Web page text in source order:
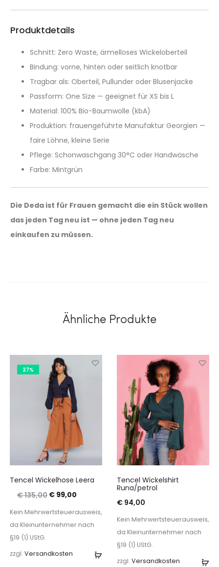
Produktdetails
Schnitt: Zero Waste, ärmelloses Wickeloberteil
Bindung: vorne, hinten oder seitlich knotbar
Tragbar als: Oberteil, Pullunder oder Blusenjacke
Passform: One Size — geeignet für XS bis L
Material: 100% Bio-Baumwolle (kbA)
Produktion: frauengeführte Manufaktur Georgien —
faire Löhne, kleine Serie
Pflege: Schonwaschgang 30°C oder Handwäsche
Farbe: Mintgrün
Die Deda ist für Frauen gemacht die ein Stück wollen
das jeden Tag neu ist — ohne jeden Tag neu
einkaufen zu müssen.
Ähnliche Produkte
27%
Ausführung
Tencel Wickelhose Leera
€135,00 Ursprünglicher
Preis
war:
€ 99,00
Preis
ist:
Kein Mehrwertsteuerausweis,
da Kleinunternehmer nach
§19 (1) UStG.
zzgl. Versandkosten
Tencel Wickelshirt
Runa/petrol
€ 94,00
Kein Mehrwertsteuerausweis,
da Kleinunternehmer nach
§19 (1) UStG.
zzgl. Versandkosten